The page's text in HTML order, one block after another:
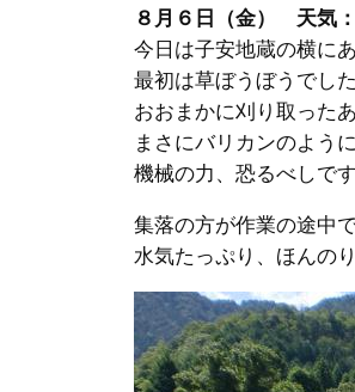
８月６日（金） 天気
今日は子安地蔵の横に
最初は草ぼうぼうでし
おおまかに刈り取った
まさにバリカンのよう
機械の力、恐るべしです
集落の方が作業の途中
水気たっぷり、ほんの